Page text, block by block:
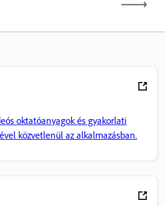
oktatóanyagok és gyakorlati
közvetlenül az alkalmazásban.